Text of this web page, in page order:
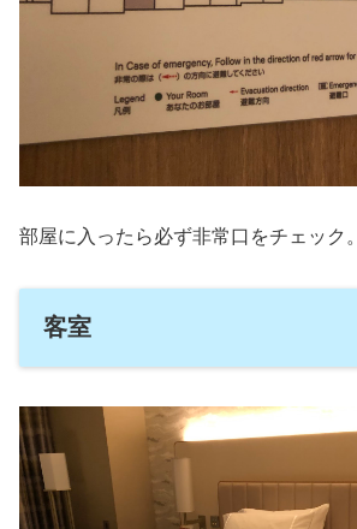
部屋に入ったら必ず非常口をチェック。
客室